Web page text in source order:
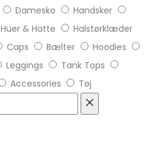
Damesko
Handsker
Huer & Hatte
Halstørklæder
Caps Bælter
Hoodies
Leggings
Tank Tops
Accessories Tøj